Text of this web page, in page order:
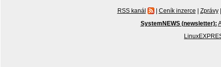
RSS kanál | Ceník inzerce | Zprávy |
SystemNEWS (newsletter):